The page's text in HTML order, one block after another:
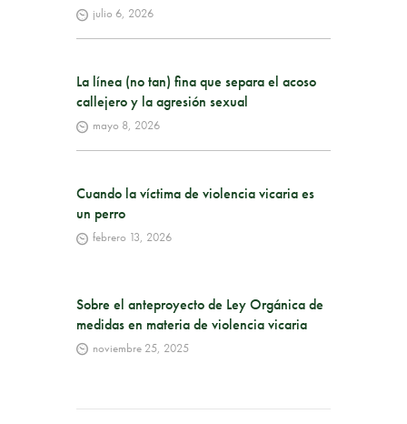
julio 6, 2026
La línea (no tan) fina que separa el acoso
callejero y la agresión sexual
mayo 8, 2026
Cuando la víctima de violencia vicaria es
un perro
febrero 13, 2026
Sobre el anteproyecto de Ley Orgánica de
medidas en materia de violencia vicaria
noviembre 25, 2025